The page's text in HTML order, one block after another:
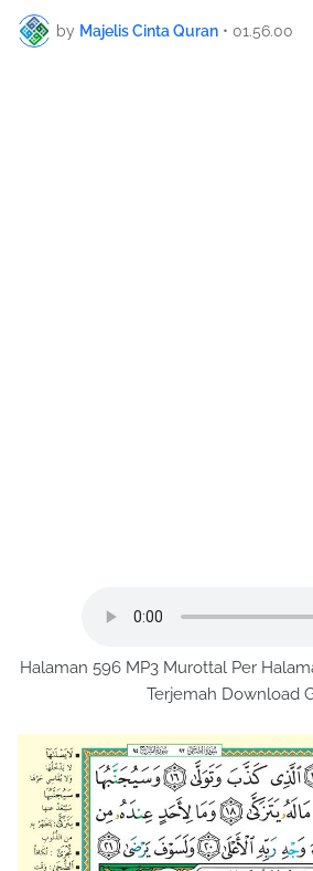
by Majelis Cinta Quran • 01.56.00
Halaman 596 MP3 Murottal Per
Terjemah Download